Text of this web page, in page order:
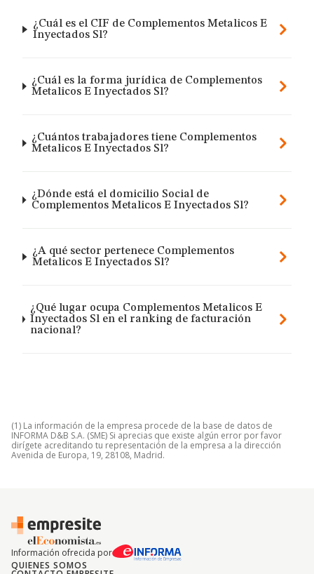
¿Cuál es el CIF de Complementos Metalicos E
Inyectados Sl?
¿Cuál es la forma jurídica de Complementos
Metalicos E Inyectados Sl?
¿Cuántos trabajadores tiene Complementos
Metalicos E Inyectados Sl?
¿Dónde está el domicilio Social de
Complementos Metalicos E Inyectados Sl?
¿A qué sector pertenece Complementos
Metalicos E Inyectados Sl?
¿Qué lugar ocupa Complementos Metalicos E
Inyectados Sl en el ranking de facturación
nacional?
(1) La información de la empresa procede de la base de datos de
INFORMA D&B S.A. (SME) Si aprecias que existe algún error por favor
dirígete acreditando tu representación de la empresa a la dirección
Avenida de Europa, 19, 28108, Madrid.
Información ofrecida por
QUIENES SOMOS